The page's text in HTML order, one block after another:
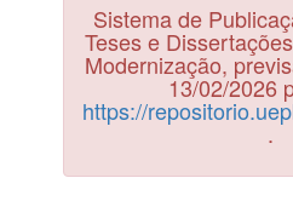
Sistema de
Teses e
Modernização,
13/02/2026
https://
.